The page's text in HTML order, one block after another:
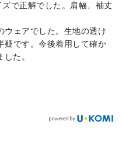
で正解でした。肩幅、袖丈
ウェアでした。生地の透け
疑です。今後着用して確か
た。